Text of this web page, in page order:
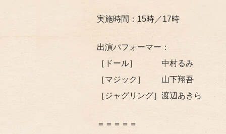
実施時間：15時／17時
出演パフォーマー：
［ドール］ 中村るみ
［マジック］ 山下翔吾
［ジャグリング］渡辺あきら
＝＝＝＝＝